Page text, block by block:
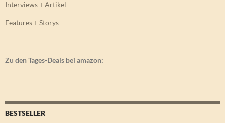
Interviews + Artikel
Features + Storys
Zu den Tages-Deals bei amazon:
BESTSELLER